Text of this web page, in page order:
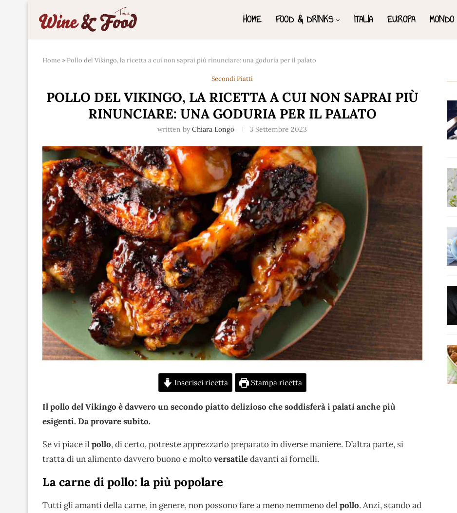
HOME FOOD & DRINKS ITALIA EUROPA MONDO
Home » Pollo del Vikingo, la ricetta a cui non saprai più rinunciare: una goduria per il palato
Secondi Piatti
POLLO DEL VIKINGO, LA RICETTA A CUI NON SAPRAI PIÙ
RINUNCIARE: UNA GODURIA PER IL PALATO
written byChiara Longo 3 Settembre 2023
Inserisci ricetta Stampa ricetta
Il pollo del Vikingo è davvero un secondo piatto delizioso che soddisferà i palati anche più
esigenti. Da provare subito.
Se vi piace il pollo, di certo, potreste apprezzarlo preparato in diverse maniere. D’altra parte, si
tratta di un alimento davvero buono e moltoversatiledavanti ai fornelli.
La carne di pollo: la più popolare
Tutti gli amanti della carne, in genere, non possono fare a meno nemmeno del pollo. Anzi, stando ad